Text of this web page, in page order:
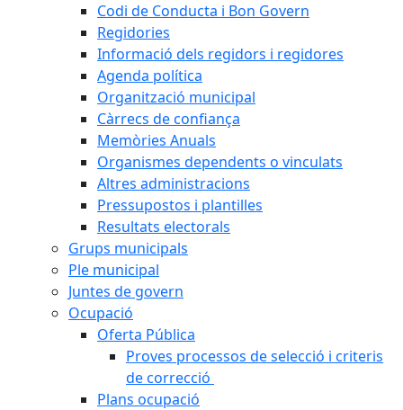
Codi de Conducta i Bon Govern
Regidories
Informació dels regidors i regidores
Agenda política
Organització municipal
Càrrecs de confiança
Memòries Anuals
Organismes dependents o vinculats
Altres administracions
Pressupostos i plantilles
Resultats electorals
Grups municipals
Ple municipal
Juntes de govern
Ocupació
Oferta Pública
Proves processos de selecció i criteris
de correcció
Plans ocupació